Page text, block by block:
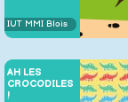
IUT MMI Blois
AH LES
CROCODILES
!